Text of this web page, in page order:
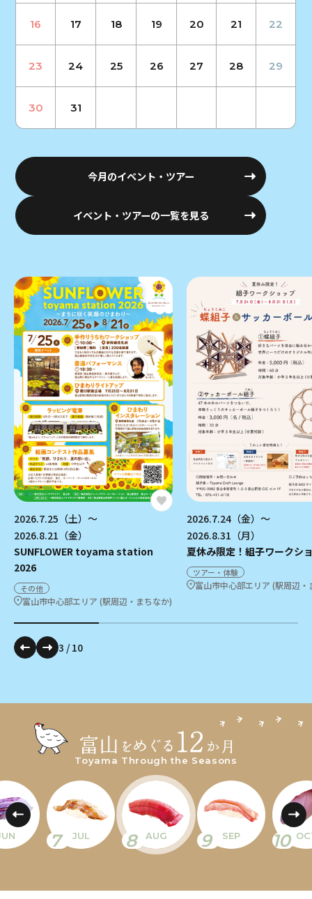
16 17 18 19 20 21 22
23 24 25 26 27 28 29
30 31
今月のイベント・ツアー
イベント・ツアーの一覧を見る
2026.7.25（土）～
2026.8.21（金）
SUNFLOWER toyama station
2026
その他
富山市中心部エリア (駅周辺・まちなか)
2026.7.24（金）～
2026.8.31（月）
夏休み限定！組子ワークシ
ツアー・体験
富山市中心部エリア (駅周辺・
3 / 10
Toyama Through the Seasons
7 JUL 8 AUG 9 SEP 10